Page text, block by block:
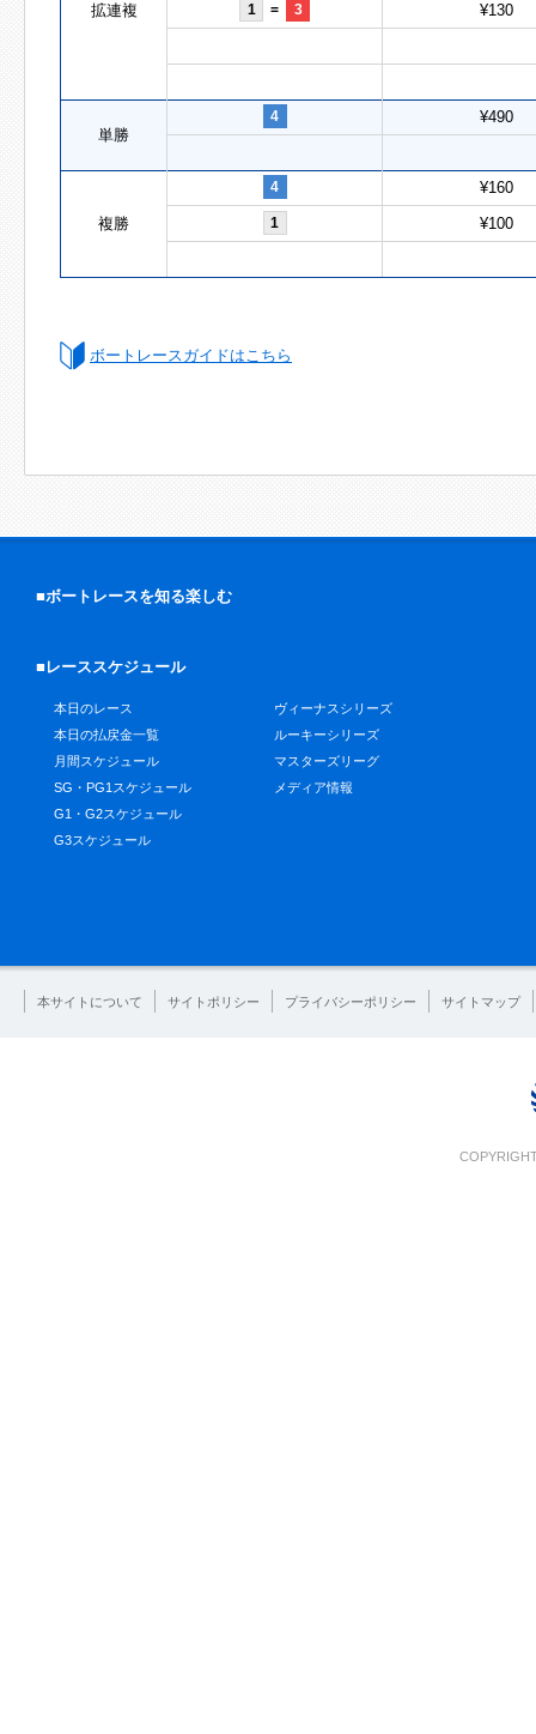
拡連複 1 = 3 ¥130
単勝
4 ¥490
複勝
4 ¥160
1 ¥100
ボートレースガイドはこちら
■ボートレースを知る楽しむ
■レーススケジュール
本日のレース
本日の払戻金一覧
月間スケジュール
SG・PG1スケジュール
G1・G2スケジュール
G3スケジュール
ヴィーナスシリーズ
ルーキーシリーズ
マスターズリーグ
メディア情報
本サイトについて サイトポリシー プライバシーポリシー サイトマップ